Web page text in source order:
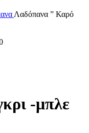
Λαδόπανα ” Καρό
-μπλε